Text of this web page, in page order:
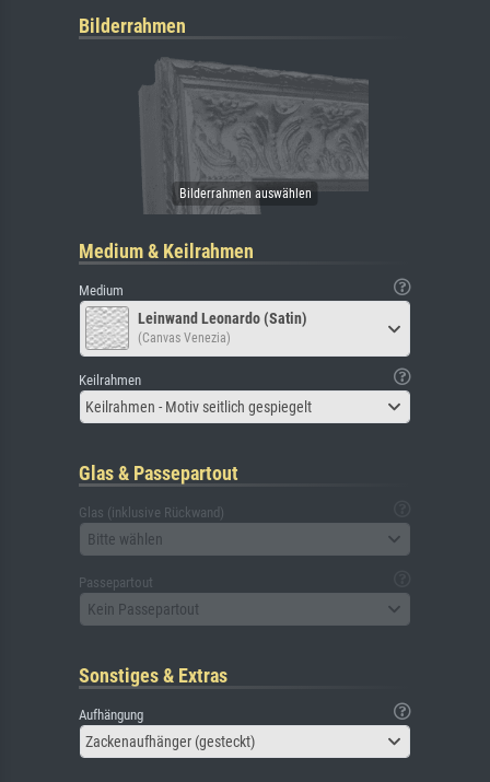
Bilderrahmen
Medium & Keilrahmen
Medium
Leinwand Leonardo (Satin)
(Canvas Venezia)
Keilrahmen
Keilrahmen - Motiv seitlich gespiegelt
Glas & Passepartout
Glas (inklusive Rückwand)
Bitte wählen
Passepartout
Kein Passepartout
Sonstiges & Extras
Aufhängung
Zackenaufhänger (gesteckt)